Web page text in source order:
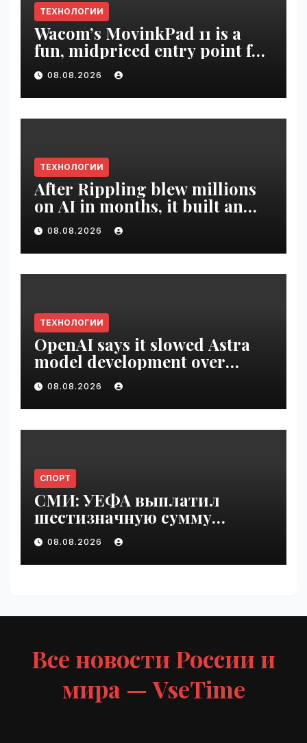
ТЕХНОЛОГИИ
Wacom’s MovinkPad 11 is a
fun, midpriced entry point for
digital artists | VseTime.ru
08.08.2026
ТЕХНОЛОГИИ
After Rippling blew millions
on AI in months, it built an
employee ROI tool |
VseTime.ru
08.08.2026
ТЕХНОЛОГИИ
OpenAI says it slowed Astra
model development over
security concerns | VseTime.ru
08.08.2026
СПОРТ
СМИ: УЕФА выплатил
шестизначную сумму
любовнице Инфантино |
VseTime.ru
08.08.2026
Все новости России и
мира — VseTime